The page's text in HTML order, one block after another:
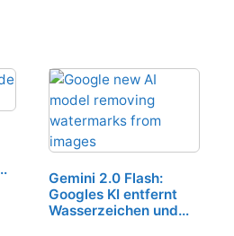
Gemini 2.0 Flash:
Googles KI entfernt
Wasserzeichen und